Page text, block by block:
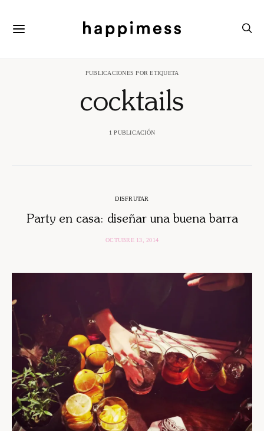
PUBLICACIONES POR ETIQUETA
cocktails
1 PUBLICACIÓN
DISFRUTAR
Party en casa: diseñar una buena barra
OCTUBRE 13, 2014